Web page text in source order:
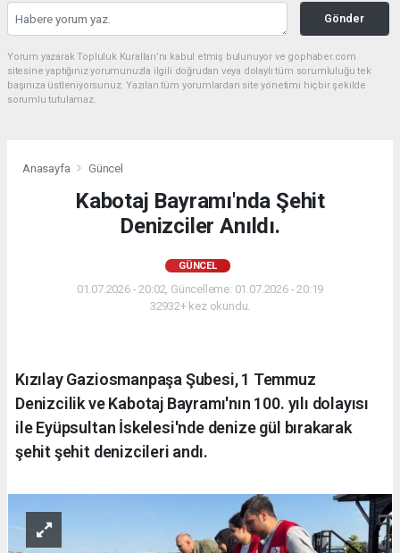
Gönder
Yorum yazarak Topluluk Kuralları’nı kabul etmiş bulunuyor ve gophaber.com
sitesine yaptığınız yorumunuzla ilgili doğrudan veya dolaylı tüm sorumluluğu tek
başınıza üstleniyorsunuz. Yazılan tüm yorumlardan site yönetimi hiçbir şekilde
sorumlu tutulamaz.
Anasayfa Güncel
Kabotaj Bayramı'nda Şehit
Denizciler Anıldı.
GÜNCEL
01.07.2026 - 20:02, Güncelleme: 01.07.2026 - 20:19
32932+ kez okundu.
Kızılay Gaziosmanpaşa Şubesi, 1 Temmuz
Denizcilik ve Kabotaj Bayramı'nın 100. yılı dolayısı
ile Eyüpsultan İskelesi'nde denize gül bırakarak
şehit şehit denizcileri andı.